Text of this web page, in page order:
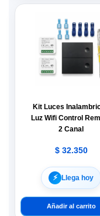
Kit Luces
Luz Wifi Control
2 Canal
$32.350
⚡︎ Llega hoy
Añadir al carrito